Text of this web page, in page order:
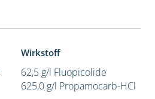
Wirkstoff
62,5 g/l Fluopicolide
625,0 g/l Propamocarb-HCl